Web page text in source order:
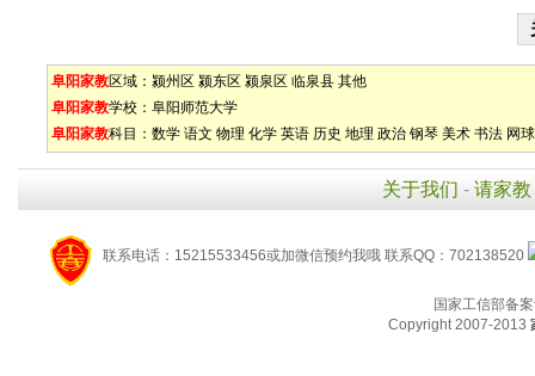
阜阳家教区域： 颍州区 颍东区 颍泉区 临泉县 其他
阜阳家教学校： 阜阳师范大学
阜阳家教科目： 数学 语文 物理 化学 英语 历史 地理 政治 钢琴 美术 书法 网球
关于我们 - 请家教
联系电话：15215533456或加微信预约我哦 联系QQ：702138520
国家工信部备
Copyright 2007-2013